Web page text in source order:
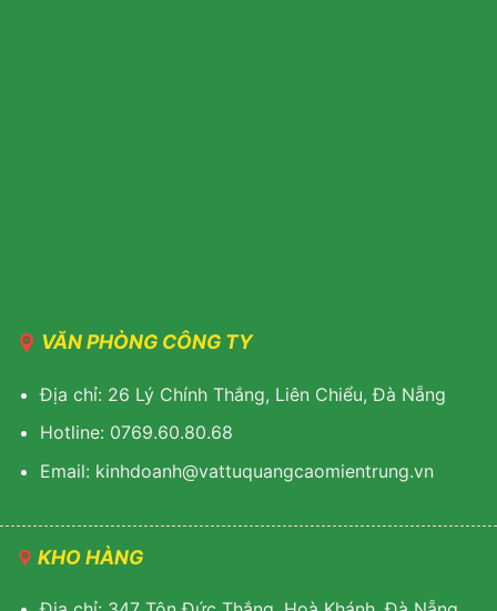
VĂN PHÒNG CÔNG TY
Địa chỉ: 26 Lý Chính Thắng, Liên Chiểu, Đà Nẵng
Hotline: 0769.60.80.68
Email: kinhdoanh@vattuquangcaomientrung.vn
KHO HÀNG